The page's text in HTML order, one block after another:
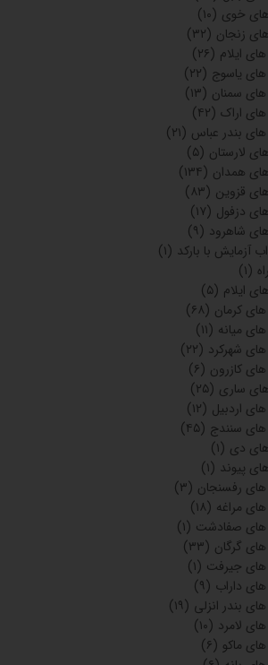
خوی (۱۰)
زنجان (۳۲)
ایلام (۲۶)
های یاسوج (۲۲)
های سمنان (۱۳)
های اراک (۴۲)
های بندر عباس (۲۱)
لارستان (۵)
همدان (۱۳۴)
قزوین (۸۳)
دزفول (۱۷)
شاهرود (۹)
آزمایش با بارکد (۱)
(۱)
ایلام (۵)
های کرمان (۶۸)
میانه (۱۱)
های شهرکرد (۲۲)
های کازرون (۶)
ساری (۲۵)
اردبیل (۱۲)
های سنندج (۴۵)
دی (۱)
پیوند (۱)
های رفسنجان (۳)
مراغه (۱۸)
های صفادشت (۱)
های گرگان (۳۳)
های جیرفت (۱)
های داراب (۹)
بندر انزلی (۱۹)
لامرد (۱۰)
ماکو (۶)